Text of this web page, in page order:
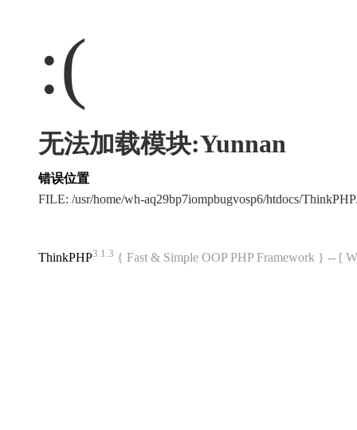
:(
无法加载模块:Yunnan
错误位置
FILE: /usr/home/wh-aq29bp7iompbugvosp6/htdocs/
ThinkPHP3.1.3 { Fast & Simple OOP PHP Framework } -- [